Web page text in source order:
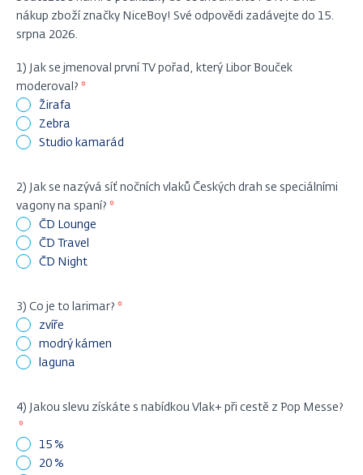
nákup zboží značky NiceBoy! Své odpovědi zadávejte do 15.
srpna 2026.
1) Jak se jmenoval první TV pořad, který Libor Bouček
moderoval?
Žirafa
Zebra
Studio kamarád
2) Jak se nazývá síť nočních vlaků Českých drah se speciálními
vagony na spaní?
ČD Lounge
ČD Travel
ČD Night
3) Co je to larimar?
zvíře
modrý kámen
laguna
4) Jakou slevu získáte s nabídkou Vlak+ při cestě z Pop Messe?
15 %
20 %